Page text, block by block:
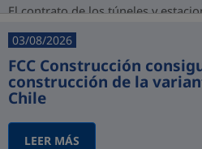
El contrato de los túneles y
03/08/2026
FCC Construcción
construcción de la
Chile
LEER MÁS